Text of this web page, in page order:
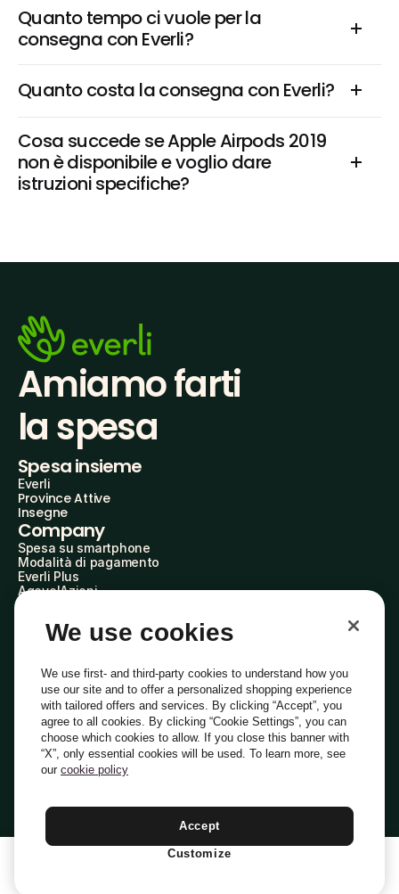
Quanto tempo ci vuole per la
consegna con Everli?
Quanto costa la consegna con Everli?
Cosa succede se Apple Airpods 2019
non è disponibile e voglio dare
istruzioni specifiche?
Amiamo farti
la spesa
Spesa insieme
Everli
Province Attive
Insegne
Company
Spesa su smartphone
Modalità di pagamento
Everli Plus
AgevolAzioni
Everli Shoppers
Scopri chi siamo
Domande frequenti
Lavora con noi
Diventa Shopper
Investitori
PrivacyCookiePreferenze Cookie
Termini e Condizioni
Italiano
We use cookies
We use first- and third-party cookies to understand how you
use our site and to offer a personalized shopping experience
with tailored offers and services. By clicking “Accept”, you
agree to all cookies. By clicking “Cookie Settings”, you can
choose which cookies to allow. If you close this banner with
“X”, only essential cookies will be used. To learn more, see
our cookie policy
Accept
Customize